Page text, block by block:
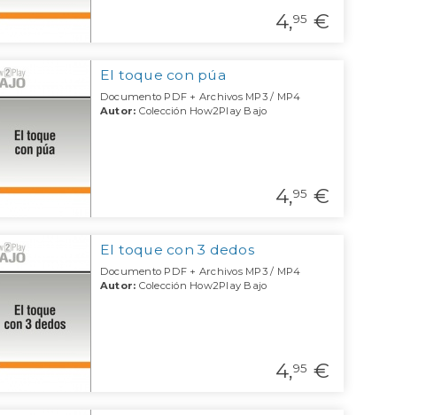
4,95 €
El toque con púa
Documento PDF + Archivos MP3 / MP4
Autor: Colección How2Play Bajo
4,95 €
El toque con 3 dedos
Documento PDF + Archivos MP3 / MP4
Autor: Colección How2Play Bajo
4,95 €